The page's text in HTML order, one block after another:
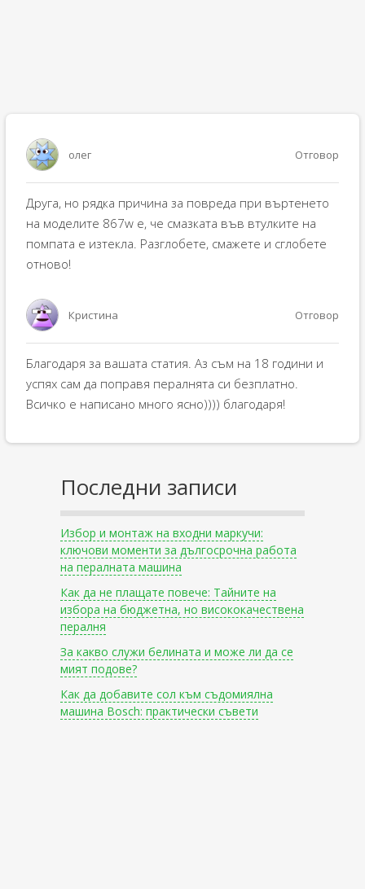
олег Отговор
Друга, но рядка причина за повреда при въртенето
на моделите 867w е, че смазката във втулките на
помпата е изтекла. Разглобете, смажете и сглобете
отново!
Кристина Отговор
Благодаря за вашата статия. Аз съм на 18 години и
успях сам да поправя пералнята си безплатно.
Всичко е написано много ясно)))) благодаря!
Последни записи
Избор и монтаж на входни маркучи:
ключови моменти за дългосрочна работа
на пералната машина
Как да не плащате повече: Тайните на
избора на бюджетна, но висококачествена
пералня
За какво служи белината и може ли да се
мият подове?
Как да добавите сол към съдомиялна
машина Bosch: практически съвети